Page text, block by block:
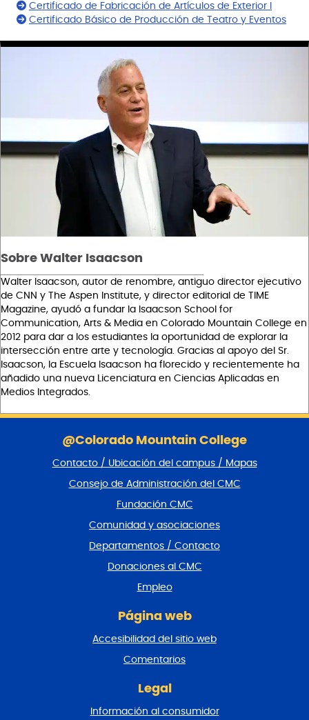
Certificado de Fabricación de Artículos de Exterior I
Certificado Básico de Producción de Teatro y Eventos
Sobre Walter Isaacson
Walter Isaacson, autor de renombre, antiguo director ejecutivo
de CNN y The Aspen Institute, y director editorial de TIME
Magazine, ayudó a fundar la Isaacson School for
Communication, Arts & Media en Colorado Mountain College en
2012 para dar a los estudiantes la oportunidad de explorar la
intersección entre arte y tecnología. Gracias al apoyo del Sr.
Isaacson, la Escuela Isaacson ha florecido y recientemente ha
añadido una nueva Licenciatura en Ciencias Aplicadas en
Medios Integrados.
@Colorado Mountain College
Contacto / Ubicación del campus / Mapas
Consejo de Administración del CMC
Fundación CMC
Comunidad y asociaciones
Departamentos / Contacto
Donaciones al CMC
Empleo
Página web
Accesibilidad del sitio web
Comentarios
Legal
Información al consumidor